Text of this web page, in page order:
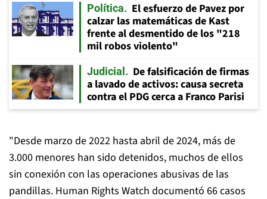
Política
El esfuerzo de Pavez por
calzar las matemáticas de Kast
frente al desmentido de los "218
mil robos violento"
Judicial
De falsificación de firmas
a lavado de activos: causa secreta
contra el PDG cerca a Franco Parisi
"Desde marzo de 2022 hasta abril de 2024, más de
3.000 menores han sido detenidos, muchos de ellos
sin conexión con las operaciones abusivas de las
pandillas. Human Rights Watch documentó 66 casos